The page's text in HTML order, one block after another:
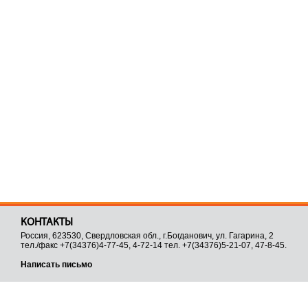
КОНТАКТЫ
Россия, 623530, Свердловская обл., г.Богданович, ул. Гагарина, 2
тел./факс +7(34376)4-77-45, 4-72-14 тел. +7(34376)5-21-07, 47-8-45.
Написать письмо